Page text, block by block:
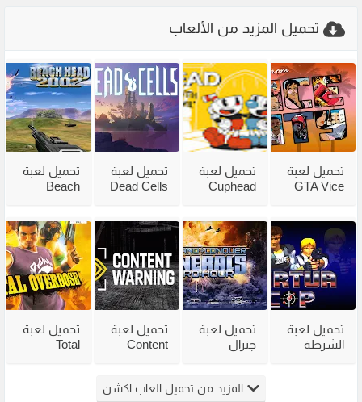
تحميل المزيد من الألعاب
تحميل لعبة
GTA Vice
مضغوطة
من ميديا
فاير
تحميل لعبة
Cuphead
فاير بحجم
صغير
تحميل لعبة
Dead Cells
الاضافات
تحميل لعبة
Beach
من ميديا
فاير
تحميل لعبة
الشرطة
تحميل لعبة
جنرال
Zero Hour
تحميل لعبة
Content
من ميديا
تحميل لعبة
Total
المزيد من تحميل العاب اكشن